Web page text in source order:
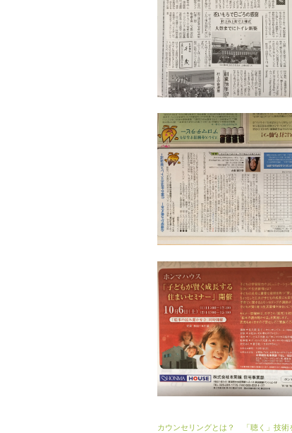
カウンセリングとは？ 「聴く」技術